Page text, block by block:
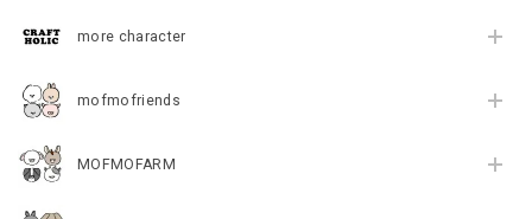
more character
mofmofriends
MOFMOFARM